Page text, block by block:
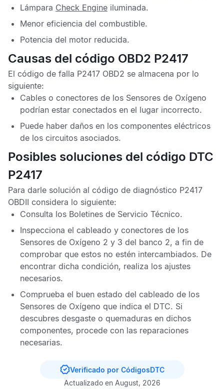
Lámpara Check Engine iluminada.
Menor eficiencia del combustible.
Potencia del motor reducida.
Causas del código OBD2 P2417
El código de falla P2417 OBD2 se almacena por lo
siguiente:
Cables o conectores de los Sensores de Oxígeno
podrían estar conectados en el lugar incorrecto.
Puede haber daños en los componentes eléctricos
de los circuitos asociados.
Posibles soluciones del código DTC
P2417
Para darle solución al código de diagnóstico P2417
OBDII considera lo siguiente:
Consulta los Boletines de Servicio Técnico.
Inspecciona el cableado y conectores de los
Sensores de Oxígeno 2 y 3 del banco 2, a fin de
comprobar que estos no estén intercambiados. De
encontrar dicha condición, realiza los ajustes
necesarios.
Comprueba el buen estado del cableado de los
Sensores de Oxígeno que indica el DTC. Si
descubres desgaste o quemaduras en dichos
componentes, procede con las reparaciones
necesarias.
Verificado por CódigosDTC
Actualizado en August, 2026